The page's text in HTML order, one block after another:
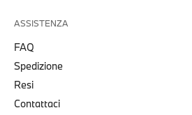
ASSISTENZA
FAQ
Spedizione
Resi
Contattaci